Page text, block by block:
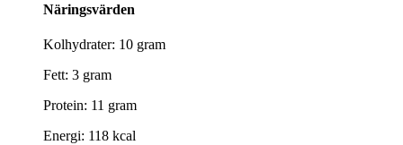
Näringsvärden
Kolhydrater: 10 gram
Fett: 3 gram
Protein: 11 gram
Energi: 118 kcal